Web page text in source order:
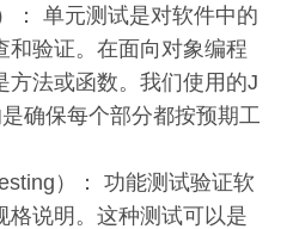
： 单元测试是对软件中的
和验证。在面向对象编程
方法或函数。我们使用的J
确保每个部分都按预期工
）： 功能测试验证软
格说明。这种测试可以是